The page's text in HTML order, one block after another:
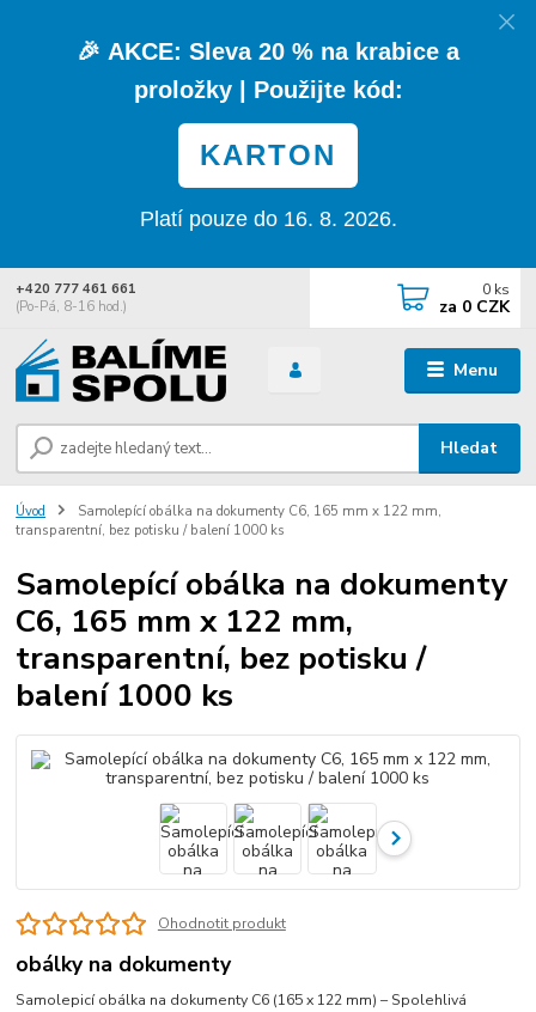
🎉 AKCE: Sleva 20 % na krabice a
proložky| Použijte kód:
KARTON
Platí pouze do 16. 8. 2026.
Menu
Hledat
+420 777 461 661
(Po-Pá, 8-16 hod.)
0 ks
za 0 CZK
Úvod
Samolepící obálka na dokumenty C6, 165 mm x 122 mm,
transparentní, bez potisku / balení 1000 ks
Samolepící obálka na dokumenty
C6, 165 mm x 122 mm,
transparentní, bez potisku /
balení 1000 ks
Ohodnotit produkt
obálky na dokumenty
Samolepicí obálka na dokumenty C6 (165 x 122 mm) – Spolehlivá